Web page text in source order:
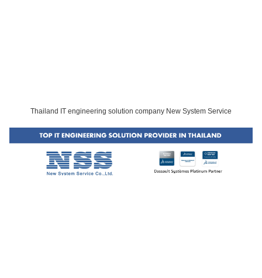
Thailand IT engineering solution company New System Service